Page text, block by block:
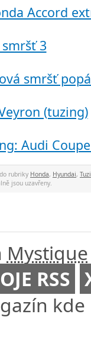
Accord
3
smršť
(tuzing)
Audi
rubriky Honda, Hyundai,
jsou uzavřeny.
Mystique
RSS